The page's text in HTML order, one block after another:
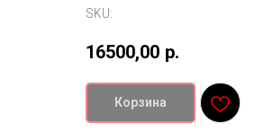
SKU:
16500,00 р.
Корзина